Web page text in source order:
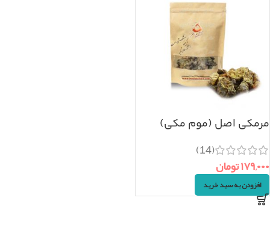
مرمکی اصل (موم مکی)
(14)
۱۷۹,۰۰۰تومان
افزودن به سبد خرید